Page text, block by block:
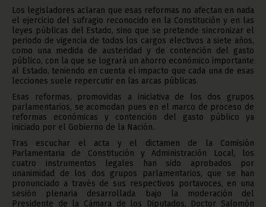
Los legisladores aclaran que esas reformas no afectan en nada
el ejercicio del sufragio reconocido en la Constitución y en las
leyes públicas del Estado, sino que se pretende sincronizar el
periodo de vigencia de todos los cargos electivos a siete años,
como una medida de austeridad y de contención del gasto
público, con la que se logrará un ahorro económico importante
al Estado, teniendo en cuenta el impacto que cada una de esas
lecciones suele repercutir en las arcas públicas.
Esas reformas, promovidas a iniciativa de los dos grupos
parlamentarios, se acomodan pues en el marco de proceso de
reformas económicas y contención del gasto público ya
iniciado por el Gobierno de la Nación.
Tras escuchar el acta y el dictamen de la Comisión
Parlamentaria de Constitución y Administración Local, los
cuatro instrumentos legales han sido aprobados por
unanimidad de los dos grupos parlamentarios, que se han
pronunciado a través de sus respectivos portavoces, en una
sesión plenaria desarrollada bajo la moderación del
Presidente de la Cámara de los Diputados, Doctor Salomón